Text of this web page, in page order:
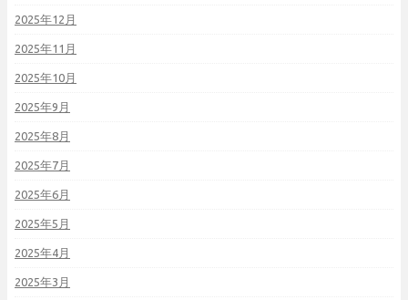
2025年12月
2025年11月
2025年10月
2025年9月
2025年8月
2025年7月
2025年6月
2025年5月
2025年4月
2025年3月